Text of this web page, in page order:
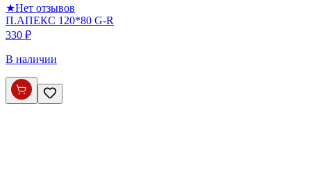
★Нет отзывов
П.АПЕКС 120*80 G-R
330 ₽
В наличии